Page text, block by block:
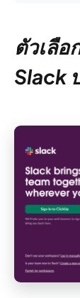
ตัวเลือ
Slack